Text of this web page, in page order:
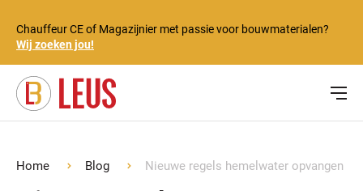
Chauffeur CE of Magazijnier met passie voor bouwmaterialen?
Wij zoeken jou!
Home Blog Nieuwe regels hemelwater opvangen